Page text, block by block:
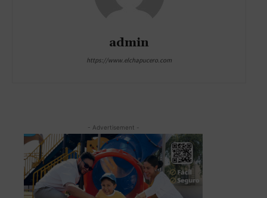
admin
https://www.elchapucero.com
- Advertisement -